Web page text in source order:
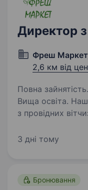
Директор
Фреш
2,6 км від
Повна
Вища освіта. Наша компанія є одним
з провідних
Наші продукти
3 дні тому
Бронювання